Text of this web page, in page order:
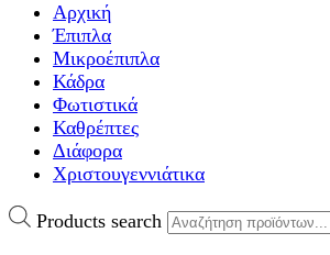
Αρχική
Έπιπλα
Μικροέπιπλα
Κάδρα
Φωτιστικά
Καθρέπτες
Διάφορα
Χριστουγεννιάτικα
Products search